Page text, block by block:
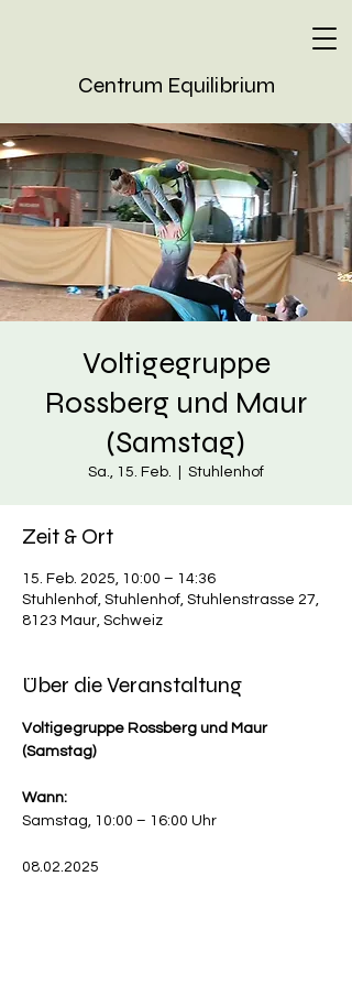
Centrum Equilibrium
Voltigegruppe
Rossberg und Maur
(Samstag)
Sa., 15. Feb. Stuhlenhof
Zeit & Ort
15. Feb. 2025, 10:00 – 14:36
Stuhlenhof, Stuhlenhof, Stuhlenstrasse 27,
8123 Maur, Schweiz
Über die Veranstaltung
Voltigegruppe Rossberg und Maur
(Samstag)
Wann:
Samstag, 10:00 – 16:00 Uhr
08.02.2025